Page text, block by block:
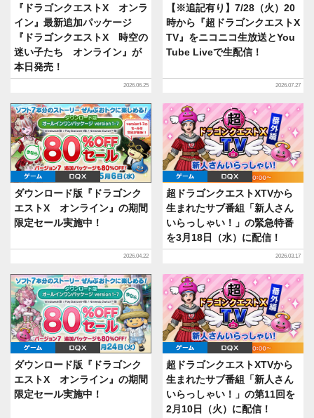
『ドラゴンクエストX オンラ
イン』最新追加パッケージ
『ドラゴンクエストX 時空の
迷い子たち オンライン』が
本日発売！
2026.06.25
【※追記有り】7/28（火）20
時から『超ドラゴンクエストX
TV』をニコニコ生放送とYou
Tube Liveで生配信！
2026.07.27
ゲーム DQX
ダウンロード版『ドラゴンク
エストX オンライン』の期間
限定セール実施中！
2026.04.22
ゲーム DQX
超ドラゴンクエストXTVから
生まれたサブ番組「新人さん
いらっしゃい！」の緊急特番
を3月18日（水）に配信！
2026.03.17
ゲーム DQX
ダウンロード版『ドラゴンク
エストX オンライン』の期間
限定セール実施中！
ゲーム DQX
超ドラゴンクエストXTVから
生まれたサブ番組「新人さん
いらっしゃい！」の第11回を
2月10日（火）に配信！